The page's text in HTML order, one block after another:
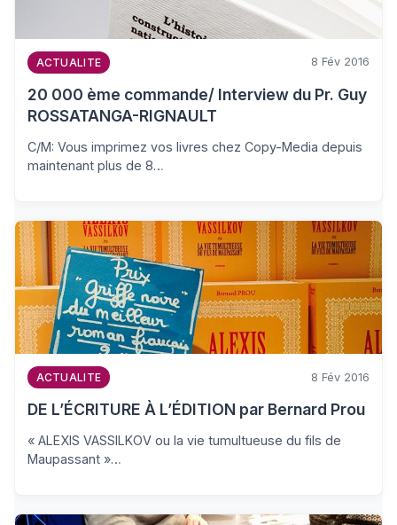
ACTUALITE 8 Fév 2016
20 000 ème commande/ Interview du Pr. Guy
ROSSATANGA-RIGNAULT
C/M: Vous imprimez vos livres chez Copy-Media depuis
maintenant plus de 8…
ACTUALITE 8 Fév 2016
DE L’ÉCRITURE À L’ÉDITION par Bernard Prou
« ALEXIS VASSILKOV ou la vie tumultueuse du fils de
Maupassant »…